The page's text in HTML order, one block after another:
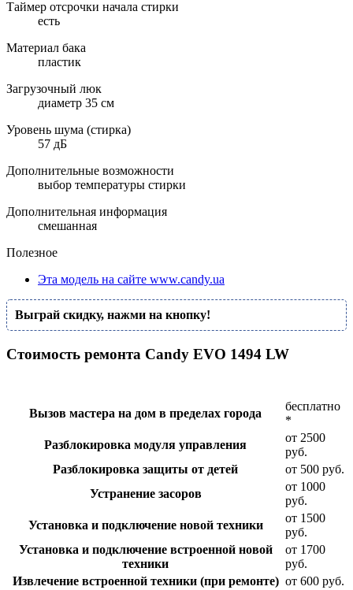
Таймер отсрочки начала стирки
есть
Материал бака
пластик
Загрузочный люк
диаметр 35 см
Уровень шума (стирка)
57 дБ
Дополнительные возможности
выбор температуры стирки
Дополнительная информация
смешанная
Полезное
Эта модель на сайте www.candy.ua
Выграй скидку, нажми на кнопку!
Стоимость ремонта Candy EVO 1494 LW
Вызов мастера на дом в пределах города
бесплатно
*
Разблокировка модуля управления
от 2500
руб.
Разблокировка защиты от детей
от 500 руб.
Устранение засоров
от 1000
руб.
Установка и подключение новой техники
от 1500
руб.
Установка и подключение встроенной новой
техники
от 1700
руб.
Извлечение встроенной техники (при ремонте) от 600 руб.